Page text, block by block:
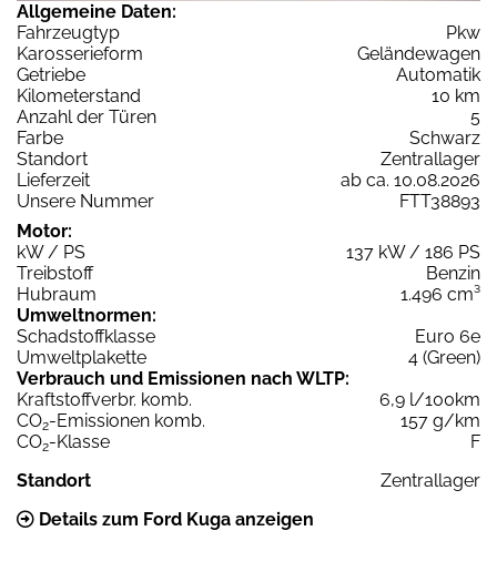
Allgemeine Daten:
Fahrzeugtyp
Pkw
Karosserieform
Geländewagen
Getriebe
Automatik
Kilometerstand
10 km
Anzahl der Türen
5
Farbe
Schwarz
Standort
Zentrallager
Lieferzeit
ab ca. 10.08.2026
Unsere Nummer
FTT38893
Motor:
kW / PS
137 kW / 186 PS
Treibstoff
Benzin
Hubraum
1.496 cm³
Umweltnormen:
Schadstoffklasse
Euro 6e
Umweltplakette
4 (Green)
Verbrauch und Emissionen nach WLTP:
Kraftstoffverbr. komb.
6,9 l/100km
CO2-Emissionen komb.
157 g/km
CO2-Klasse
F
Standort
Zentrallager
Details zum Ford Kuga anzeigen